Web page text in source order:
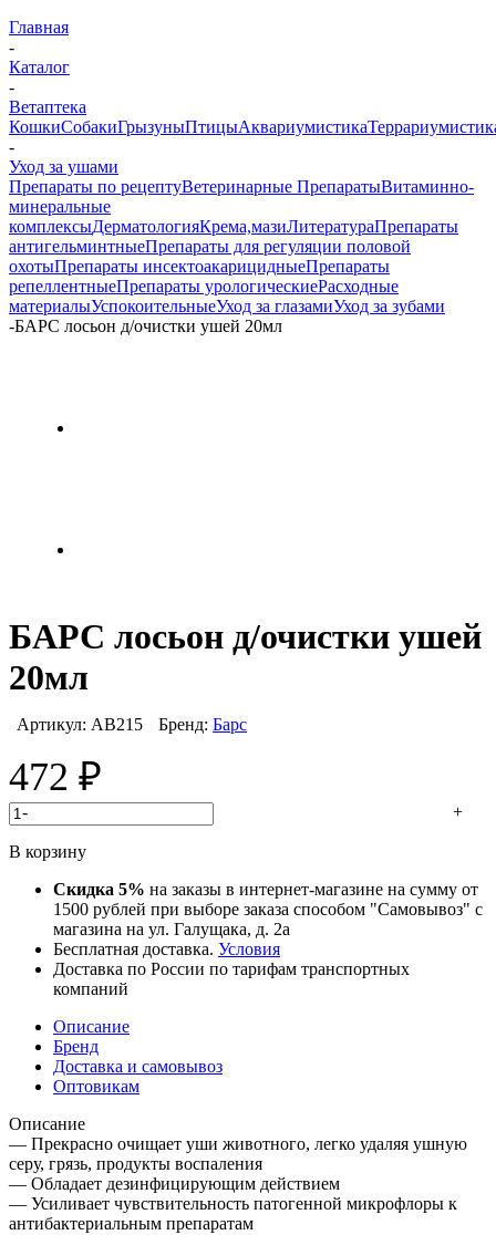
Главная
-
Каталог
-
Ветаптека
КошкиСобакиГрызуныПтицыАквариумистика
-
Уход за ушами
Препараты по рецептуВетеринарные ПрепаратыВитаминно-
минеральные
комплексыДерматологияКрема,мазиЛитератураПрепараты
антигельминтныеПрепараты для регуляции половой
охотыПрепараты инсектоакарицидныеПрепараты
репеллентныеПрепараты урологическиеРасходные
материалыУспокоительныеУход за глазамиУход за зубами
-БАРС лосьон д/очистки ушей 20мл
БАРС лосьон д/очистки ушей
20мл
Артикул: АВ215 Бренд: Барс
472 ₽
- +
В корзину
Скидка 5% на заказы в интернет-магазине на сумму от
1500 рублей при выборе заказа способом "Самовывоз" с
магазина на ул. Галущака, д. 2а
Бесплатная доставка. Условия
Доставка по России по тарифам транспортных
компаний
Описание
Бренд
Доставка и самовывоз
Оптовикам
Описание
— Прекрасно очищает уши животного, легко удаляя ушную
серу, грязь, продукты воспаления
— Обладает дезинфицирующим действием
— Усиливает чувствительность патогенной микрофлоры к
антибактериальным препаратам